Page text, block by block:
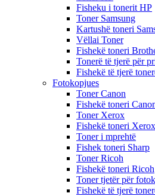
Fisheku i tonerit HP
Toner Samsung
Kartushë toneri
Vëllai Toner
Fishekë toneri
Tonerë të tjerë për
Fishekë të tjerë
Fotokopjues
Toner Canon
Fishekë toneri
Toner Xerox
Fishekë toneri Xerox
Toner i mprehtë
Fishek toneri Sharp
Toner Ricoh
Fishekë toneri Ricoh
Toner tjetër për
Fishekë të tjerë